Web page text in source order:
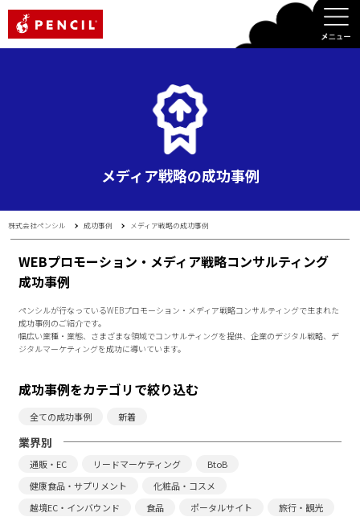
メディア戦略の成功事例
株式会社ペンシル 成功事例 メディア戦略の成功事例
WEBプロモーション・メディア戦略コンサルティング
成功事例
ペンシルが行なっているWEBプロモーション・メディア戦略コンサルティングで生まれた
成功事例のご紹介です。
幅広い業種・業態、さまざまな領域でコンサルティングを提供、企業のデジタル戦略、デ
ジタルマーケティングを成功に導いています。
成功事例をカテゴリで絞り込む
全ての成功事例 新着
業界別
通販・EC リードマーケティング
BtoB
健康食品・サプリメント
化粧品・コスメ
越境EC・インバウンド
食品 ポータルサイト
旅行・観光